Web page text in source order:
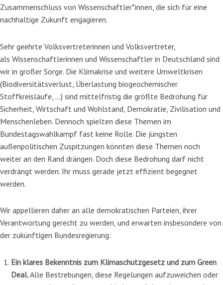
Zusammenschluss von Wissenschaftler*innen, die sich für eine
nachhaltige Zukunft engagieren.
Sehr geehrte Volksvertreterinnen und Volksvertreter,
als Wissenschaftlerinnen und Wissenschaftler in Deutschland sind
wir in großer Sorge. Die Klima­krise und weitere Umweltkrisen
(Biodiversitätsverlust, Überlastung biogeochemischer
Stoffkreisläu­fe, …) sind mittelfristig die größte Bedrohung für
Sicherheit, Wirtschaft und Wohlstand, Demokratie, Zivilisation und
Menschenleben. Dennoch spielten diese Themen im
Bundestagswahlkampf fast keine Rolle. Die jüngsten
außenpolitischen Zuspitzungen könnten diese Themen noch
weiter an den Rand drängen. Doch diese Bedrohung darf nicht
verdrängt werden. Ihr muss gerade jetzt effi­zient begegnet
werden.
Wir appellieren daher an alle demokratischen Parteien, ihrer
Verantwortung gerecht zu werden, und erwarten insbesondere von
der zukünftigen Bundesregierung:
Ein klares Bekenntnis zum Klimaschutzgesetz und zum Green
Deal.Alle Bestrebun­gen, diese Regelungen aufzuweichen oder